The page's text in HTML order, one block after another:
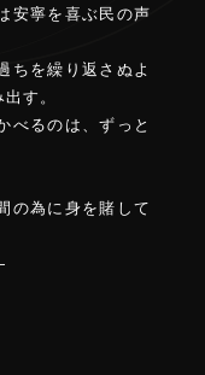
安寧を喜ぶ民の声
を繰り返さぬよ
す。
べるのは、ずっと
の為に身を賭して